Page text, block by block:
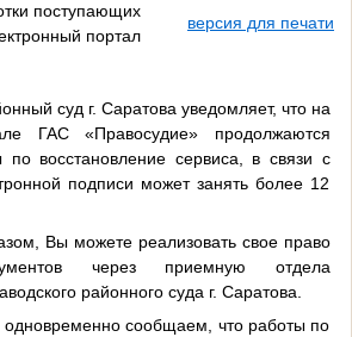
поступающих
портал
версия для печати
суд г. Саратова уведомляет, что на
ГАС «Правосудие» продолжаются
по восстановление сервиса, в связи с
подписи может занять более 12
можете реализовать свое право
через приемную отдела
районного суда г. Саратова.
сообщаем, что работы по